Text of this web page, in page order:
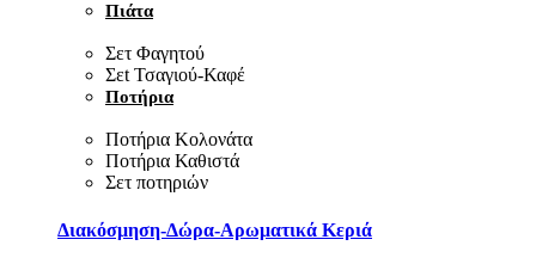
Πιάτα
Σετ Φαγητού
Σεt Τσαγιού-Καφέ
Ποτήρια
Ποτήρια Κολονάτα
Ποτήρια Καθιστά
Σετ ποτηριών
Διακόσμηση-Δώρα-Αρωματικά Κεριά